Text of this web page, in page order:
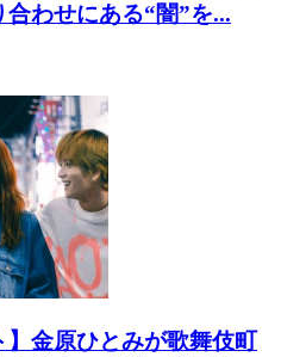
わせにある“闇”を...
】金原ひとみが歌舞伎町